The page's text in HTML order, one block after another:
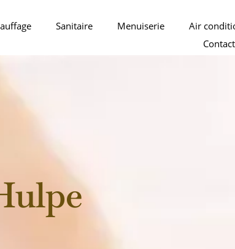
Sanitaire Menuiserie Air
Contact